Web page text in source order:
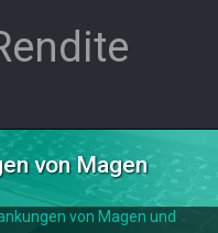
von Magen
von Magen und